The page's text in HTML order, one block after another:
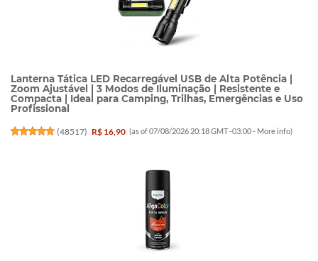
Lanterna Tática LED Recarregável USB de Alta Potência |
Zoom Ajustável | 3 Modos de Iluminação | Resistente e
Compacta | Ideal para Camping, Trilhas, Emergências e Uso
Profissional
(48517) R$ 16,90 (as of 07/08/2026 20:18 GMT -03:00 - More info)